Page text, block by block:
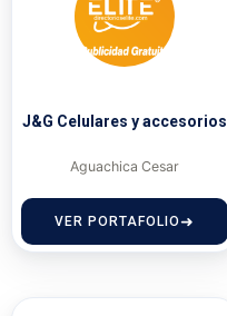
J&G Celulares y accesorios
Aguachica Cesar
VER PORTAFOLIO